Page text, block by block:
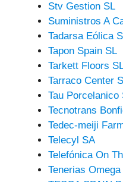
Stv Gestion SL
Suministros A
Tadarsa Eólica
Tapon Spain SL
Tarkett Floors
Tarraco Center
Tau Porcelanico
Tecnotrans
Tedec-meiji
Telecyl SA
Telefónica On
Tenerias Omega